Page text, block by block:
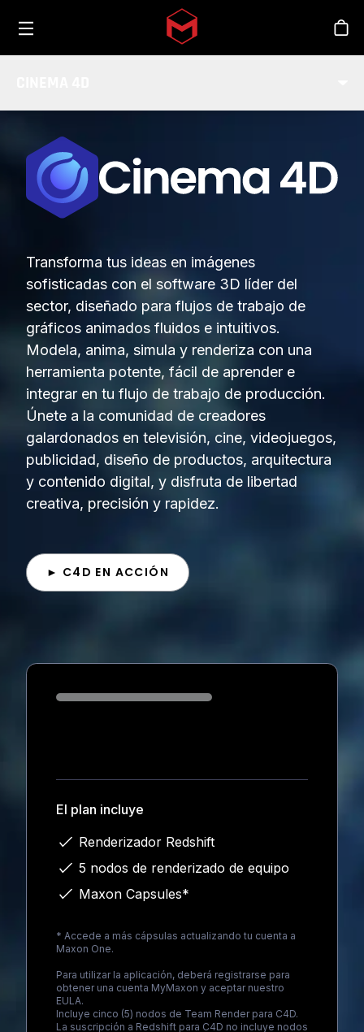
Skip to main content
Transforma tus ideas en imágenes
sofisticadas con el software 3D líder del
sector, diseñado para flujos de trabajo de
gráficos animados fluidos e intuitivos.
Modela, anima, simula y renderiza con una
herramienta potente, fácil de aprender e
integrar en tu flujo de trabajo de producción.
Únete a la comunidad de creadores
galardonados en televisión, cine, videojuegos,
publicidad, diseño de productos, arquitectura
y contenido digital, y disfruta de libertad
creativa, precisión y rapidez.
► C4D EN ACCIÓN
Loading...
El plan incluye
Renderizador Redshift
5 nodos de renderizado de equipo
Maxon Capsules*
* Accede a más cápsulas actualizando tu cuenta a
Maxon One.
Para utilizar la aplicación, deberá registrarse para
obtener una cuenta MyMaxon y aceptar nuestro
EULA.
Incluye cinco (5) nodos de Team Render para C4D.
La suscripción a Redshift para C4D no incluye nodos